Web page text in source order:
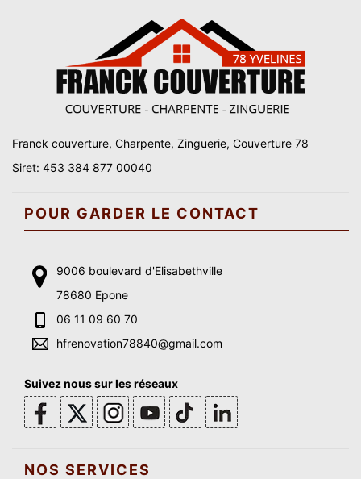
Franck couverture, Charpente, Zinguerie, Couverture 78
Siret: 453 384 877 00040
POUR GARDER LE CONTACT
9006 boulevard d'Elisabethville
78680 Epone
06 11 09 60 70
hfrenovation78840@gmail.com
Suivez nous sur les réseaux
NOS SERVICES